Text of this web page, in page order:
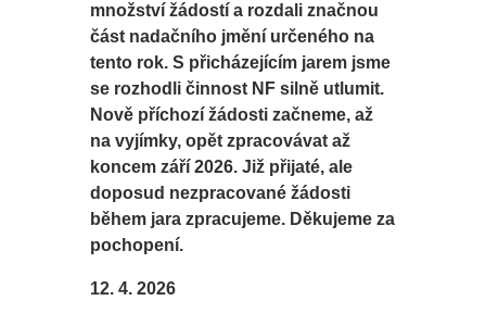
množství žádostí a rozdali značnou
část nadačního jmění určeného na
tento rok. S přicházejícím jarem jsme
se rozhodli činnost NF silně utlumit.
Nově příchozí žádosti začneme, až
na vyjímky, opět zpracovávat až
koncem září 2026. Již přijaté, ale
doposud nezpracované žádosti
během jara zpracujeme. Děkujeme za
pochopení.
12. 4. 2026